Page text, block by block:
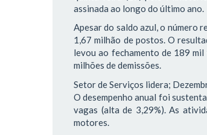
assinada ao longo do último ano.
Apesar do saldo azul, o número
1,67 milhão de postos. O
levou ao fechamento de 189
milhões de demissões.
Setor de Serviços lidera;
O desempenho anual foi
vagas (alta de 3,29%). As
motores.